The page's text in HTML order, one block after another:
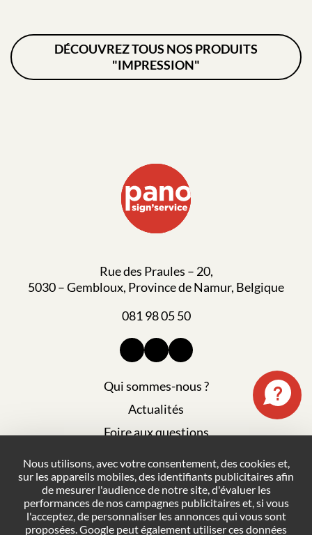
DÉCOUVREZ TOUS NOS PRODUITS
"IMPRESSION"
Rue des Praules – 20,
5030 – Gembloux, Province de Namur, Belgique
081 98 05 50
Qui sommes-nous ?
Actualités
Foire aux questions
Plan du site
Politique de confidentialité
Conditions générales de vente
Nous utilisons, avec votre consentement, des cookies et,
sur les appareils mobiles, des identifiants publicitaires afin
de mesurer l'audience de notre site, d'évaluer les
performances de nos campagnes publicitaires et, si vous
l'acceptez, de personnaliser les annonces qui vous sont
proposées. Google peut également utiliser ces données